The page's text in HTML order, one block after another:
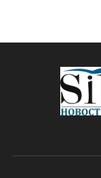
кубок
спорту
Михаил ШТЕРН
Комментариев нет